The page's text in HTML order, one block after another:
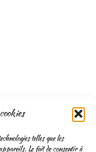
telles que les
Le fait de consentir à
qu’avec les
Lisez notre politique de